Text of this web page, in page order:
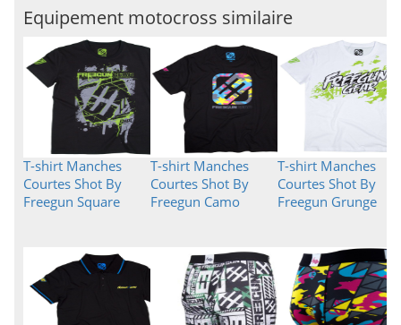
Equipement motocross similaire
T-shirt Manches
Courtes Shot By
Freegun Square
T-shirt Manches
Courtes Shot By
Freegun Camo
T-shirt Manches
Courtes Shot By
Freegun Grunge